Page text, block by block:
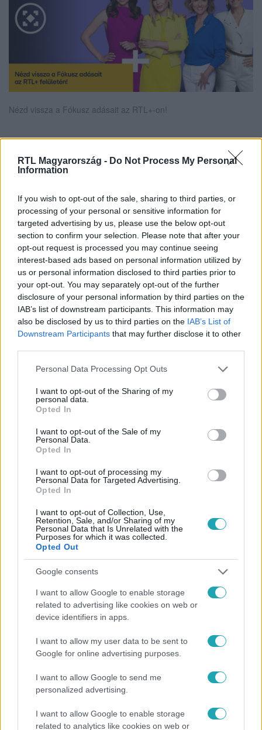
RTL Magyarország - Do Not Process My Personal
Information
If you wish to opt-out of the sale, sharing to third parties, or
processing of your personal or sensitive information for
targeted advertising by us, please use the below opt-out
section to confirm your selection. Please note that after your
opt-out request is processed you may continue seeing
interest-based ads based on personal information utilized by
us or personal information disclosed to third parties prior to
your opt-out. You may separately opt-out of the further
disclosure of your personal information by third parties on the
IAB’s list of downstream participants. This information may
also be disclosed by us to third parties on the IAB’s List of
Downstream Participants that may further disclose it to other
Please note that this website/app uses one or more Google
not limited to your visit or usage behaviour. You may click to
grant or deny consent to Google and its third-party tags to
use your data for below specified purposes in below Google
consent section.
Personal Data Processing Opt Outs
I want to opt-out of the Sharing of my
personal data.
Opted In
I want to opt-out of the Sale of my
Personal Data.
Opted In
I want to opt-out of processing my
Personal Data for Targeted Advertising.
Opted In
I want to opt-out of Collection, Use,
Retention, Sale, and/or Sharing of my
Personal Data that Is Unrelated with the
Purposes for which it was collected.
Opted Out
Google consents
I want to allow Google to enable storage
related to advertising like cookies on web or
device identifiers in apps.
I want to allow my user data to be sent to
Google for online advertising purposes.
I want to allow Google to send me
personalized advertising.
I want to allow Google to enable storage
related to analytics like cookies on web or
Nézd vissza a Fókusz adásait az RTL+-on!
Itt állítsd be, hogy az RTL.hu az elsők között
legyen a Google-találatokban!
Kövess minket, és értesülj a friss hírekről a
Facebookon is!
Követem
FÓKUSZ #
HÁBORÚ TÁMADÁS
Népszerű